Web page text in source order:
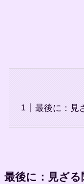
最後に：見
最後に：見ざ